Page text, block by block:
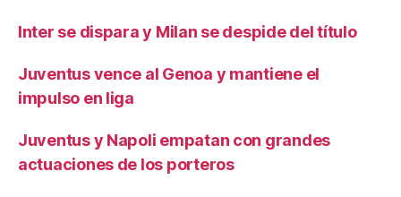
Inter se dispara y Milan se despide del título
Juventus vence al Genoa y mantiene el
impulso en liga
Juventus y Napoli empatan con grandes
actuaciones de los porteros